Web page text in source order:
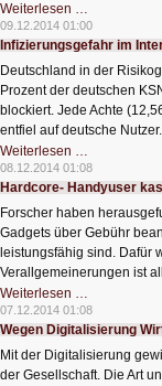
Weiterlesen …
Kleine
Ursache
–
Wirkung
09.12.2014 01:00
Infizierungsgefahr im
Deutschland in der
Prozent der deutschen
blockiert. Jede Achte
entfiel auf deutsche Nutzer.
Weiterlesen …
im
Internet
08.12.2014 01:08
Hardcore- Handyuser
Forscher haben
Gadgets über Gebühr
leistungsfähig sind. Dafür
Verallgemeinerungen ist
Weiterlesen …
Handyuser
kassieren
schlechte
07.12.2014 01:08
Wegen Digitalisierung
Mit der Digitalisierung
der Gesellschaft. Die Art